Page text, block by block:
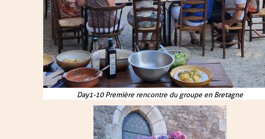
Day1-10 Première rencontre du groupe en Bretagne